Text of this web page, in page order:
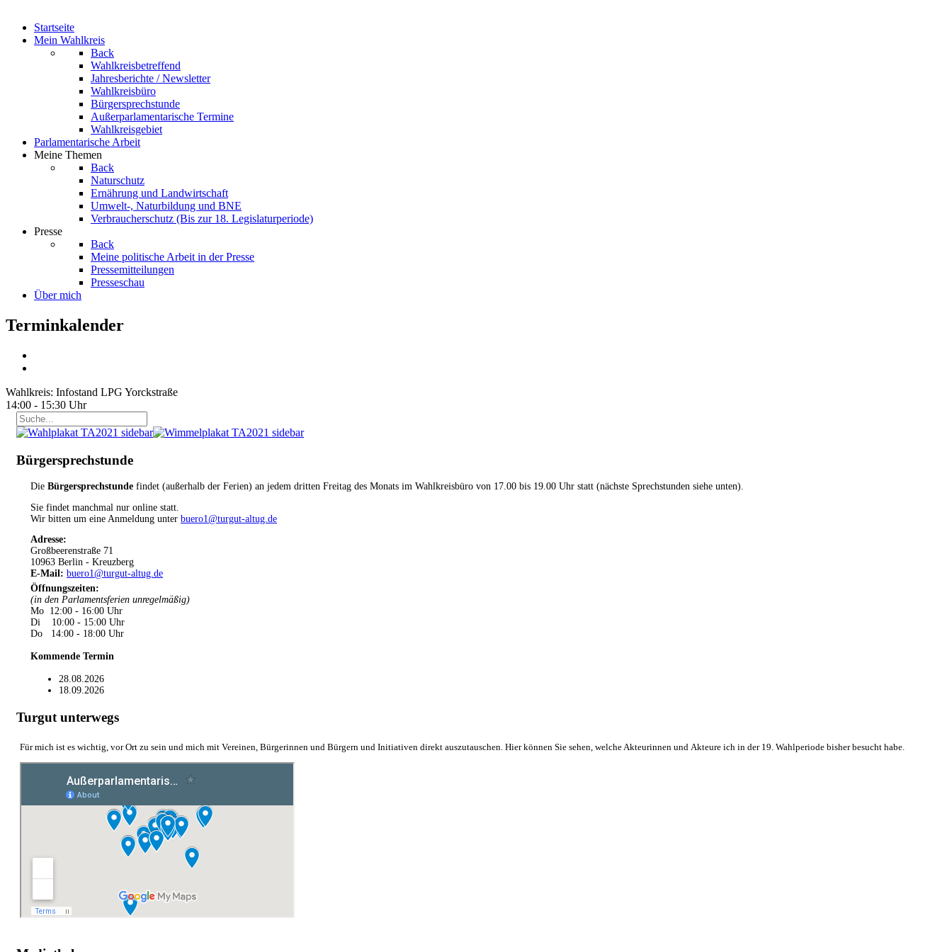
Startseite
Mein Wahlkreis
Back
Wahlkreisbetreffend
Jahresberichte / Newsletter
Wahlkreisbüro
Bürgersprechstunde
Außerparlamentarische Termine
Wahlkreisgebiet
Parlamentarische Arbeit
Meine Themen
Back
Naturschutz
Ernährung und Landwirtschaft
Umwelt-, Naturbildung und BNE
Verbraucherschutz (Bis zur 18. Legislaturperiode)
Presse
Back
Meine politische Arbeit in der Presse
Pressemitteilungen
Presseschau
Über mich
Terminkalender
Wahlkreis: Infostand LPG Yorckstraße
14:00 - 15:30 Uhr
Bürgersprechstunde
Die Bürgersprechstunde findet (außerhalb der Ferien) an jedem dritten Freitag des Monats im Wahlkreisbüro von 17.00 bis 19.00 Uhr statt (nächste Sprechstunden siehe unten).
Sie findet manchmal nur online statt.
Wir bitten um eine Anmeldung unter buero1@turgut-altug.de
Adresse:
Großbeerenstraße 71
10963 Berlin - Kreuzberg
E-Mail: buero1@turgut-altug.de
Öffnungszeiten:
(in den Parlamentsferien unregelmäßig)
Mo 12:00 - 16:00 Uhr
Di 10:00 - 15:00 Uhr
Do 14:00 - 18:00 Uhr
Kommende Termin
28.08.2026
18.09.2026
Turgut unterwegs
Für mich ist es wichtig, vor Ort zu sein und mich mit Vereinen, Bürgerinnen und Bürgern und Initiativen direkt auszutauschen. Hier können Sie sehen, welche Akteurinnen und Akteure ich in der 19. Wahlperiode bisher besucht habe.